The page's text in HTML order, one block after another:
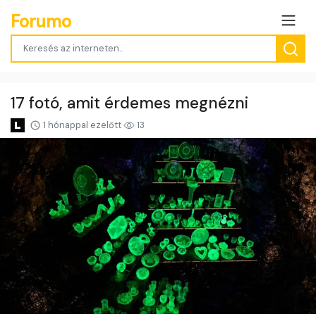
Forumo
17 fotó, amit érdemes megnézni
1 hónappal ezelőtt 13